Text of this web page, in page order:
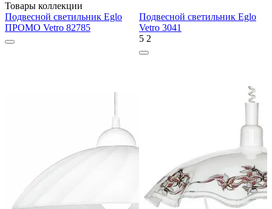
Товары коллекции
Подвесной светильник Eglo
ПРОМО Vetro 82785
Подвесной светильник Eglo
Vetro 3041
5 2